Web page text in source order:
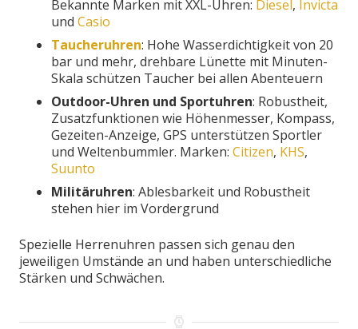
Bekannte Marken mit XXL-Uhren: Diesel , Invicta
und Casio
Taucheruhren: Hohe Wasserdichtigkeit von 20
bar und mehr, drehbare Lünette mit Minuten-
Skala schützen Taucher bei allen Abenteuern
Outdoor-Uhren und Sportuhren: Robustheit,
Zusatzfunktionen wie Höhenmesser, Kompass,
Gezeiten-Anzeige, GPS unterstützen Sportler
und Weltenbummler. Marken: Citizen, KHS,
Suunto
Militäruhren: Ablesbarkeit und Robustheit
stehen hier im Vordergrund
Spezielle Herrenuhren passen sich genau den
jeweiligen Umstände an und haben unterschiedliche
Stärken und Schwächen.